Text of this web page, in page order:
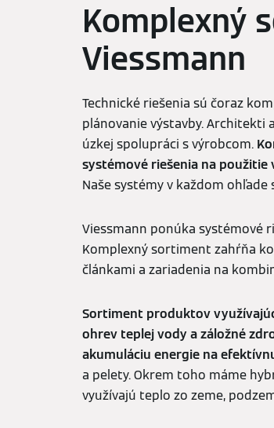
Komplexný
Viessmann
Technické riešenia sú čoraz
plánovanie výstavby.
úzkej spolupráci s výrobcom.
systémové riešenia na
Naše systémy v každom
Viessmann ponúka systémové
Komplexný sortiment zahŕňa
článkami a zariadenia na
Sortiment produktov
ohrev teplej vody a záložné
akumuláciu energie na
a pelety. Okrem toho máme
využívajú teplo zo zeme,